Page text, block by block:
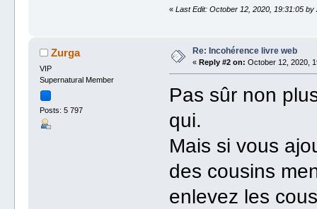
«Last Edit: October 12, 2020, 19:31:05 by
Zurga
VIP
Supernatural Member
Posts: 5 797
Re: Incohérence livre web
« Reply #2 on: October 12, 2020,
Pas sûr non
qui.
Mais si vous
des cousins
enlevez les